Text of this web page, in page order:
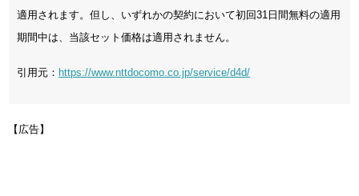
適用されます。但し、いずれかの契約において初回31日間無料の適用
期間中は、当該セット価格は適用されません。
引用元： https://www.nttdocomo.co.jp/service/d4d/
【広告】